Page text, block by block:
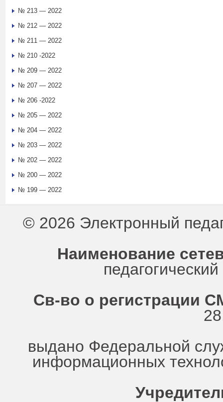
№ 213 — 2022
№ 212 — 2022
№ 211 — 2022
№ 210 -2022
№ 209 — 2022
№ 207 — 2022
№ 206 -2022
№ 205 — 2022
№ 204 — 2022
№ 203 — 2022
№ 202 — 2022
№ 200 — 2022
№ 199 — 2022
© 2026 Электронный
Наименование
Св-во о регистрации
выдано Федеральной
информационных